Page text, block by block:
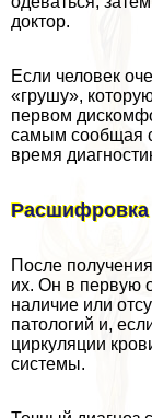
доктор.
Если человек
«грушу»,
первом
самым сообщая
время
Расшифровка
После
их. Он в первую
наличие или
патологий и,
циркуляции
системы.